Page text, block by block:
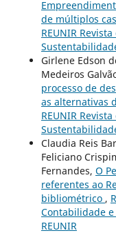
de múltiplos
REUNIR
Girlene Edson
Medeiros
processo de
as alternativas
REUNIR
Claudia Reis
Feliciano
Fernandes, O
referentes ao
bibliométrico ,
Contabilidade
REUNIR